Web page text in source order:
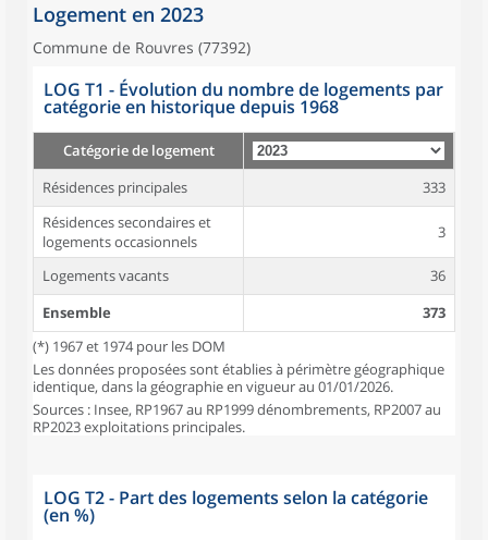
Logement en 2023
Commune de Rouvres (77392)
LOG T1 - Évolution du nombre de logements par
catégorie en historique depuis 1968
Catégorie de logement
Résidences principales
333
Résidences secondaires et
logements occasionnels
3
Logements vacants
36
Ensemble
373
(*) 1967 et 1974 pour les DOM
Les données proposées sont établies à périmètre géographique
identique, dans la géographie en vigueur au 01/01/2026.
Sources : Insee, RP1967 au RP1999 dénombrements, RP2007 au
RP2023 exploitations principales.
LOG T2 - Part des logements selon la catégorie
(en %)